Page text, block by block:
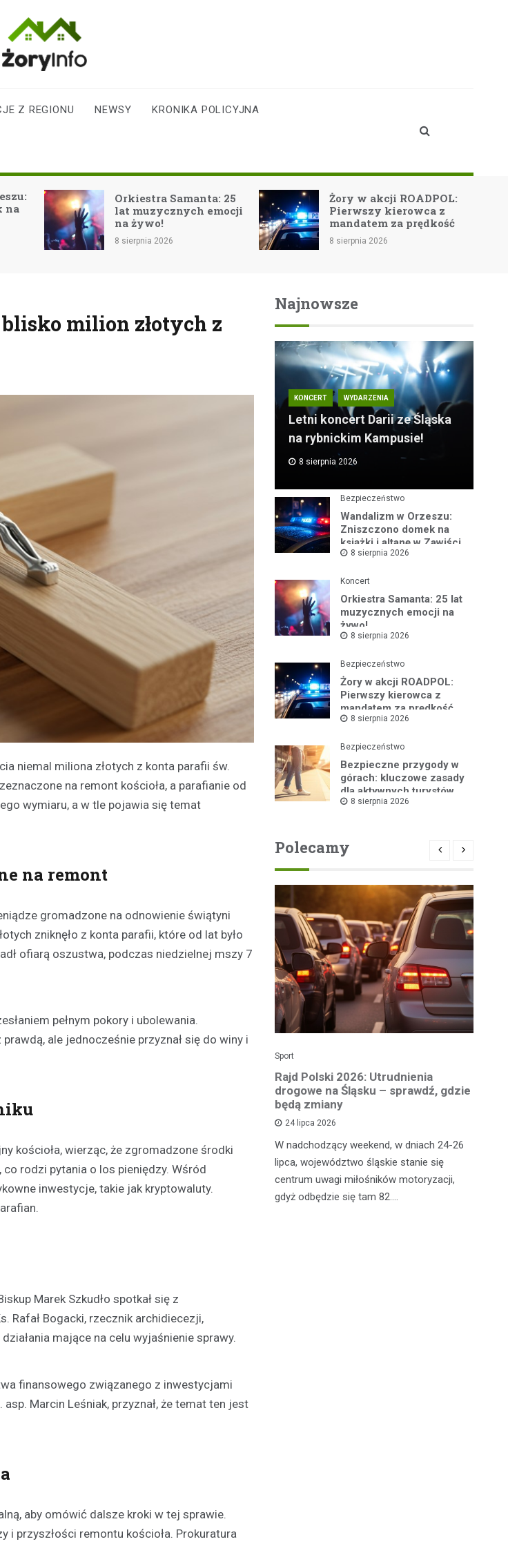
mieszkańców
Żor
Z REGIONU NEWSY KRONIKA POLICYJNA
Orkiestra Samanta: 25
lat muzycznych emocji
na żywo!
8 sierpnia 2026
Żory w akcji ROADPOL:
Pierwszy kierowca z
mandatem za prędkość
8 sierpnia 2026
milion złotych z
niemal miliona złotych z konta parafii św.
na remont kościoła, a parafianie od
wymiaru, a w tle pojawia się temat
na remont
gromadzone na odnowienie świątyni
zniknęło z konta parafii, które od lat było
ofiarą oszustwa, podczas niedzielnej mszy 7
pełnym pokory i ubolewania.
ale jednocześnie przyznał się do winy i
kościoła, wierząc, że zgromadzone środki
rodzi pytania o los pieniędzy. Wśród
inwestycje, takie jak kryptowaluty.
Marek Szkudło spotkał się z
Rafał Bogacki, rzecznik archidiecezji,
mające na celu wyjaśnienie sprawy.
finansowego związanego z inwestycjami
Marcin Leśniak, przyznał, że temat ten jest
aby omówić dalsze kroki w tej sprawie.
przyszłości remontu kościoła. Prokuratura
Najnowsze
KONCERT WYDARZENIA
Letni koncert Darii ze Śląska
na rybnickim Kampusie!
8 sierpnia 2026
Bezpieczeństwo
Wandalizm w Orzeszu:
Zniszczono domek na
książki i altanę w Zawiści
8 sierpnia 2026
Koncert
Orkiestra Samanta: 25 lat
muzycznych emocji na
żywo!
8 sierpnia 2026
Bezpieczeństwo
Żory w akcji ROADPOL:
Pierwszy kierowca z
mandatem za prędkość
8 sierpnia 2026
Bezpieczeństwo
Bezpieczne przygody w
górach: kluczowe zasady
dla aktywnych turystów
8 sierpnia 2026
Polecamy
W minioną niedzielę mieszkańcy
Moszczenicy mieli okazję uczestniczyć w
niezwykłym wydarzeniu, które zakończyło
sezon sportowy w UKS Orzeł Moszczenica.
Sport
Rajd Polski 2026: Utrudnienia
drogowe na Śląsku – sprawdź, gdzie
będą zmiany
24 lipca 2026
W nadchodzący weekend, w dniach 24-26
lipca, województwo śląskie stanie się
centrum uwagi miłośników motoryzacji,
gdyż odbędzie się tam 82.…